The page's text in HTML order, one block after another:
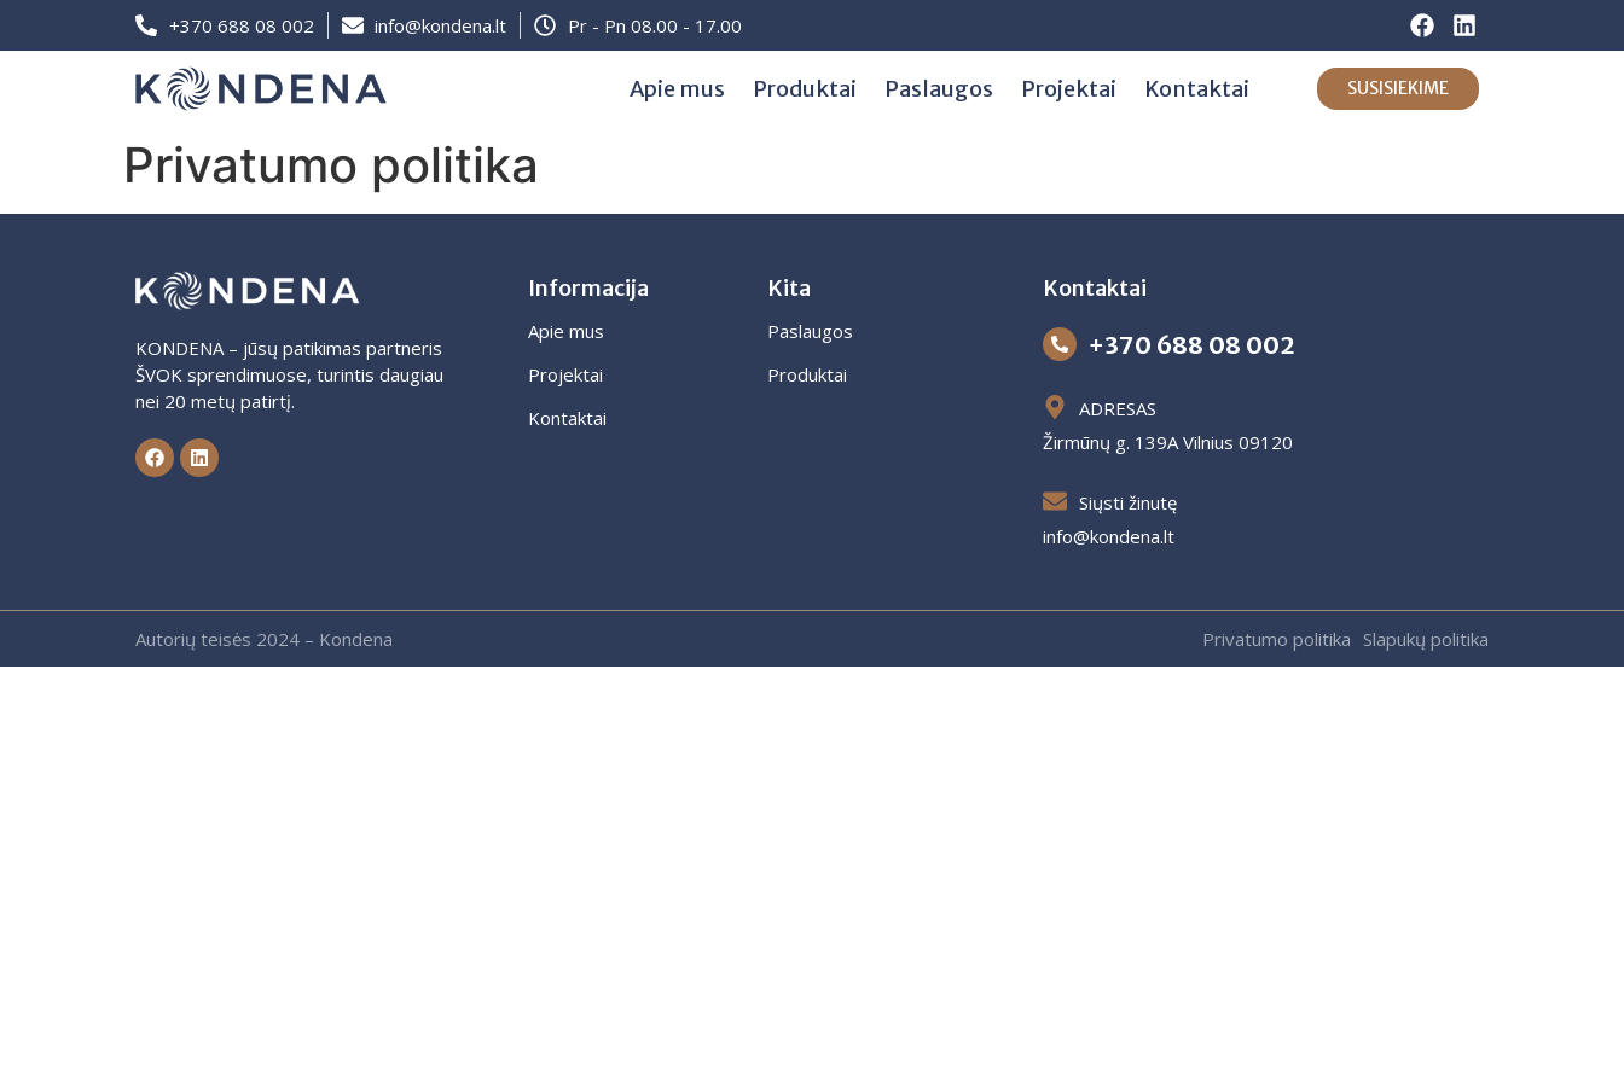
+370 688 08 002 info@kondena.lt Pr - Pn 08.00 - 17.00
Apie mus Produktai Paslaugos Projektai Kontaktai SUSISIEKIME
Privatumo politika
KONDENA – jūsų patikimas partneris
ŠVOK sprendimuose, turintis daugiau
nei 20 metų patirtį.
Informacija
Apie mus
Projektai
Kontaktai
Kita
Paslaugos
Produktai
Kontaktai
+370 688 08 002
ADRESAS
Žirmūnų g. 139A Vilnius 09120
Siųsti žinutę
info@kondena.lt
Autorių teisės 2024 – Kondena Privatumo politika Slapukų politika